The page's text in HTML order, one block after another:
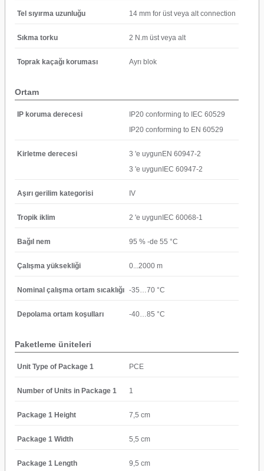
Tel sıyırma uzunluğu 14 mm for üst veya alt connection
Sıkma torku 2 N.m üst veya alt
Toprak kaçağı koruması Ayrı blok
Ortam
IP koruma derecesi
IP20 conforming to IEC 60529
IP20 conforming to EN 60529
Kirletme derecesi
3 'e uygunEN 60947-2
3 'e uygunIEC 60947-2
Aşırı gerilim kategorisi IV
Tropik iklim 2 'e uygunIEC 60068-1
Bağıl nem 95 % -de 55 °C
Çalışma yüksekliği 0...2000 m
Nominal çalışma ortam sıcaklığı -35…70 °C
Depolama ortam koşulları -40…85 °C
Paketleme üniteleri
Unit Type of Package 1 PCE
Number of Units in Package 1 1
Package 1 Height 7,5 cm
Package 1 Width 5,5 cm
Package 1 Length 9,5 cm